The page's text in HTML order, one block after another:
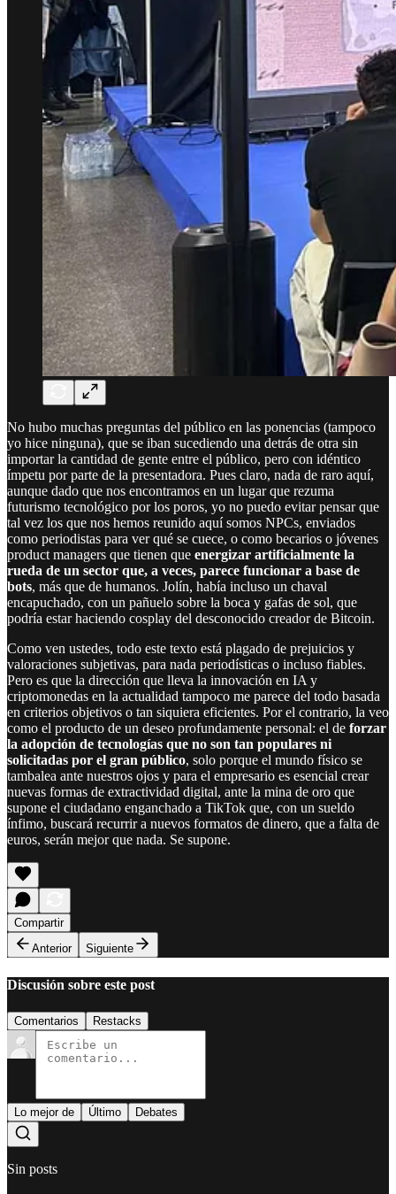
No hubo muchas preguntas del público en las ponencias (tampoco
yo hice ninguna), que se iban sucediendo una detrás de otra sin
importar la cantidad de gente entre el público, pero con idéntico
ímpetu por parte de la presentadora. Pues claro, nada de raro aquí,
aunque dado que nos encontramos en un lugar que rezuma
futurismo tecnológico por los poros, yo no puedo evitar pensar que
tal vez los que nos hemos reunido aquí somos NPCs, enviados
como periodistas para ver qué se cuece, o como becarios o jóvenes
product managers que tienen que energizar artificialmente la
rueda de un sector que, a veces, parece funcionar a base de
bots, más que de humanos. Jolín, había incluso un chaval
encapuchado, con un pañuelo sobre la boca y gafas de sol, que
podría estar haciendo cosplay del desconocido creador de Bitcoin.
Como ven ustedes, todo este texto está plagado de prejuicios y
valoraciones subjetivas, para nada periodísticas o incluso fiables.
Pero es que la dirección que lleva la innovación en IA y
criptomonedas en la actualidad tampoco me parece del todo basada
en criterios objetivos o tan siquiera eficientes. Por el contrario, la veo
como el producto de un deseo profundamente personal: el de forzar
la adopción de tecnologías que no son tan populares ni
solicitadas por el gran público, solo porque el mundo físico se
tambalea ante nuestros ojos y para el empresario es esencial crear
nuevas formas de extractividad digital, ante la mina de oro que
supone el ciudadano enganchado a TikTok que, con un sueldo
ínfimo, buscará recurrir a nuevos formatos de dinero, que a falta de
euros, serán mejor que nada. Se supone.
Compartir
Anterior
Siguiente
Discusión sobre este post
Comentarios Restacks
Lo mejor de Último Debates
Sin posts